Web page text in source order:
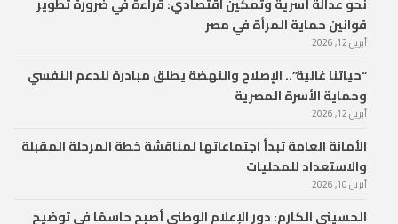
نحو عدالة أسرية وتمكين اقتصادي: قراءة في ضرورة تطوير
قوانين حماية المرأة في مصر
أبريل 12, 2026
“حياتنا غالية”.. الإصلاح والنهضة يطلق مبادرة للدعم النفسي
وحماية الأسرة المصرية
أبريل 12, 2026
الأمانة العامة تبدأ اجتماعاتها لمناقشة خطة المرحلة المقبلة
والاستعداد للمحليات
أبريل 10, 2026
الحسيني الكارم: دور الإعلام الوطني أصبح حاسمًا في توضيح